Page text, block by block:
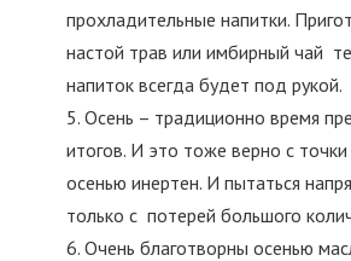
прохладительные напитки.
настой трав или имбирный чай
напиток всегда будет под рукой.
Осень – традиционно время
итогов. И это тоже верно с
осенью инертен. И пытаться
только с потерей большого
Очень благотворны осенью